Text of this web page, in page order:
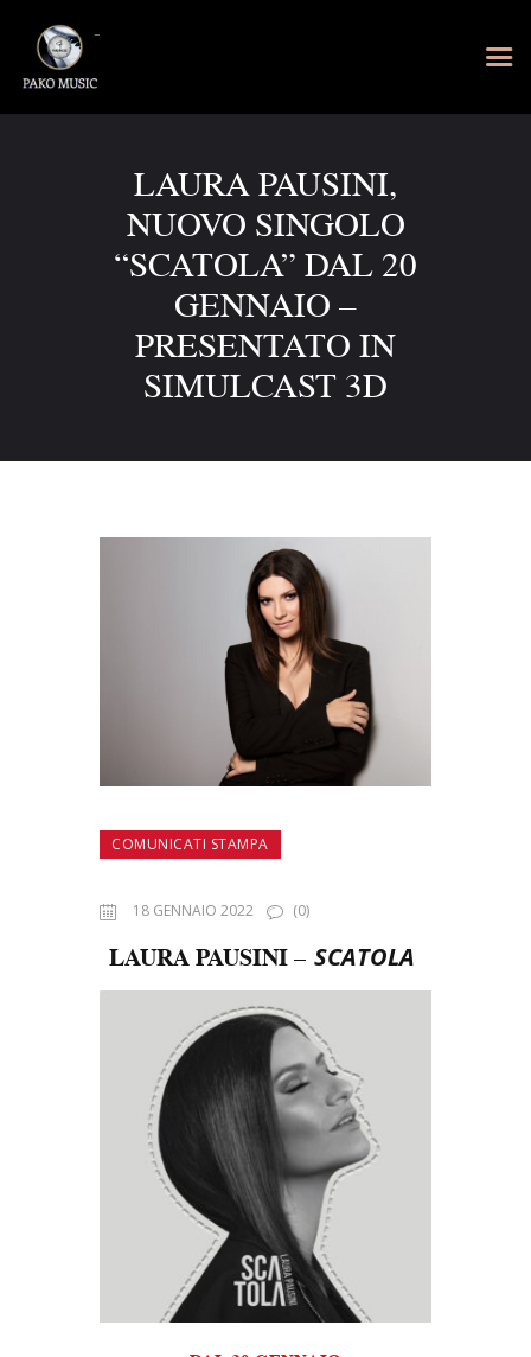
LAURA PAUSINI,
NUOVO SINGOLO
“SCATOLA” DAL 20
GENNAIO –
PRESENTATO IN
SIMULCAST 3D
COMUNICATI STAMPA
18 GENNAIO 2022 (0)
LAURA PAUSINI – SCATOLA